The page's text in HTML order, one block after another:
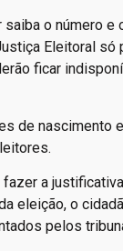
o número
Eleitoral
ficar
de nascimento
a
eleição, o
pelos